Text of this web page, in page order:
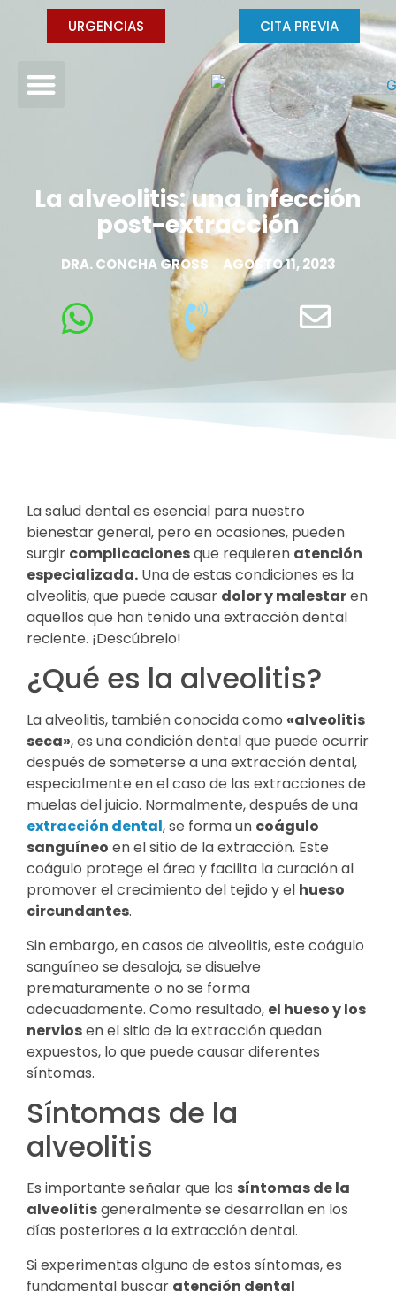
CITA PREVIA
URGENCIAS
La alveolitis: una infección
post-extracción
DRA. CONCHA GROSS AGOSTO 11, 2023
La salud dental es esencial para nuestro
bienestar general, pero en ocasiones, pueden
surgir complicacionesque requieren atención
especializada. Una de estas condiciones es la
alveolitis, que puede causar dolor y malestaren
aquellos que han tenido una extracción dental
reciente. ¡Descúbrelo!
¿Qué es la alveolitis?
La alveolitis, también conocida como «alveolitis
seca», es una condición dental que puede ocurrir
después de someterse a una extracción dental,
especialmente en el caso de las extracciones de
muelas del juicio. Normalmente, después de una
extracción dental, se forma un coágulo
sanguíneo en el sitio de la extracción. Este
coágulo protege el área y facilita la curación al
promover el crecimiento del tejido y el hueso
circundantes.
Sin embargo, en casos de alveolitis, este coágulo
sanguíneo se desaloja, se disuelve
prematuramente o no se forma
adecuadamente. Como resultado, el hueso y los
nerviosen el sitio de la extracción quedan
expuestos, lo que puede causar diferentes
síntomas.
Síntomas de la
alveolitis
Es importante señalar que los síntomas de la
alveolitisgeneralmente se desarrollan en los
días posteriores a la extracción dental.
Si experimentas alguno de estos síntomas, es
fundamental buscar atención dental